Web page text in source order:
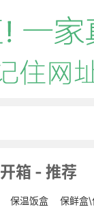
箱 - 推荐
保温饭盒
保鲜盒\